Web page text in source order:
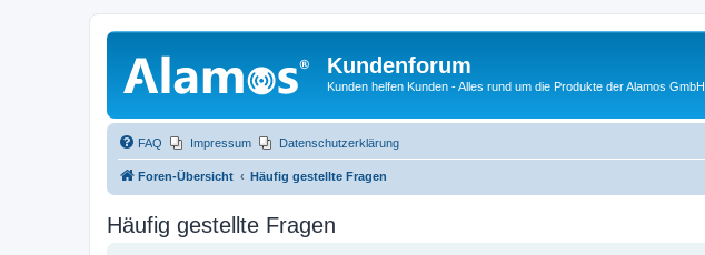
Kundenforum
Kunden helfen Kunden - Alles rund um die Produkte der Alamos GmbH
FAQ Impressum Datenschutzerklärung
Foren-Übersicht Häufig gestellte Fragen
Häufig gestellte Fragen